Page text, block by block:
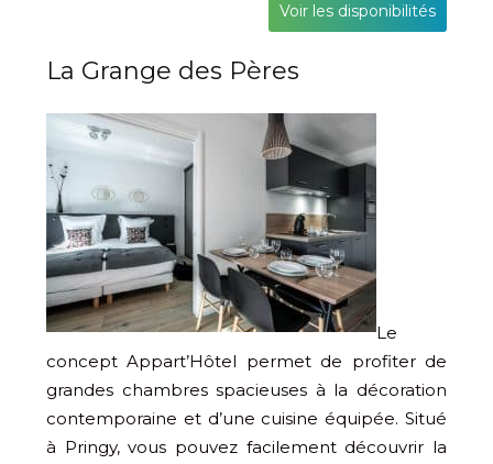
Voir les disponibilités
La Grange des Pères
Le
concept Appart’Hôtel permet de profiter de
grandes chambres spacieuses à la décoration
contemporaine et d’une cuisine équipée. Situé
à Pringy, vous pouvez facilement découvrir la